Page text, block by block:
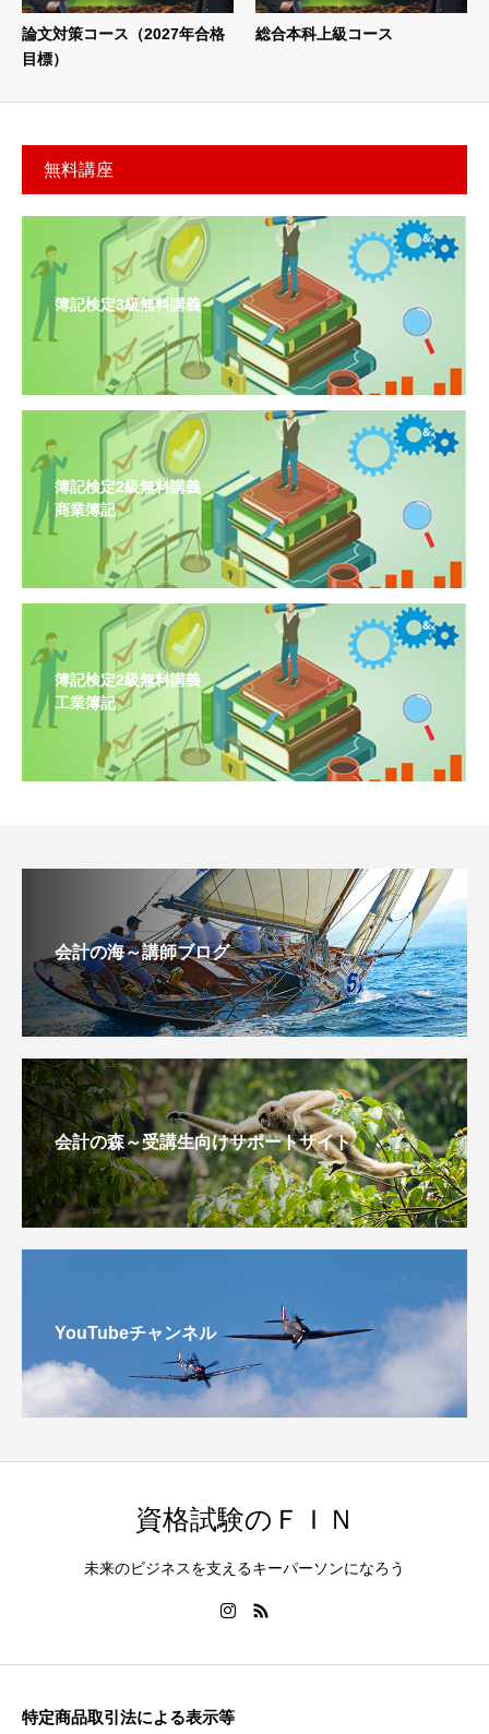
論文対策コース（2027年合格
目標）
総合本科上級コース
無料講座
簿記検定3級無料講義
簿記検定2級無料講義
商業簿記
簿記検定2級無料講義
工業簿記
会計の海～講師ブログ
会計の森～受講生向けサポートサイト
YouTubeチャンネル
資格試験のＦＩＮ
未来のビジネスを支えるキーパーソンになろう
特定商品取引法による表示等